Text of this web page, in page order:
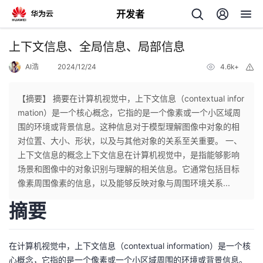
开发者
返
个
人
主
我
发
上下文信息、全局信息、局部信息
AI浩 2024/12/24 4.6k+
【摘要】 摘要在计算机视觉中，上下文信息（contextual infor
mation）是一个核心概念，它指的是一个像素或一个小区域周
围的环境或背景信息。这种信息对于模型理解图像中对象的相
对位置、大小、形状，以及与其他对象的关系至关重要。 一、
上下文信息的概念上下文信息在计算机视觉中，是指能够影响
场景和图像中的对象识别与理解的相关信息。它通常包括目标
像素周围像素的信息，以及能够反映对象与周围环境关系...
摘要
在计算机视觉中，上下文信息（contextual information）是一个核
心概念，它指的是一个像素或一个小区域周围的环境或背景信息。